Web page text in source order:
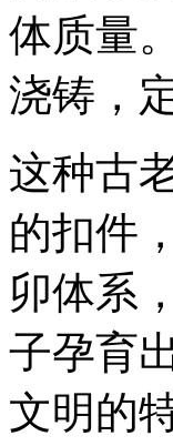
体质量
浇铸，
这种古
的扣件
卯体系
子孕育
文明的